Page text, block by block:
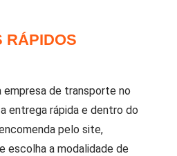
RÁPIDOS
empresa de transporte no
entrega rápida e dentro do
pelo site,
escolha a modalidade de